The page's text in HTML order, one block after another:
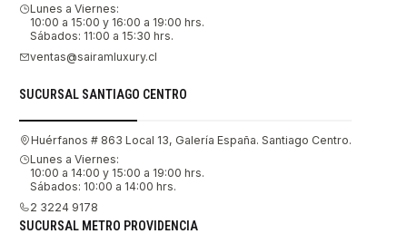
Lunes a Viernes:
10:00 a 15:00 y 16:00 a 19:00 hrs.
Sábados: 11:00 a 15:30 hrs.
ventas@sairamluxury.cl
SUCURSAL SANTIAGO CENTRO
Huérfanos # 863 Local 13, Galería España. Santiago Centro.
Lunes a Viernes:
10:00 a 14:00 y 15:00 a 19:00 hrs.
Sábados: 10:00 a 14:00 hrs.
2 3224 9178
SUCURSAL METRO PROVIDENCIA